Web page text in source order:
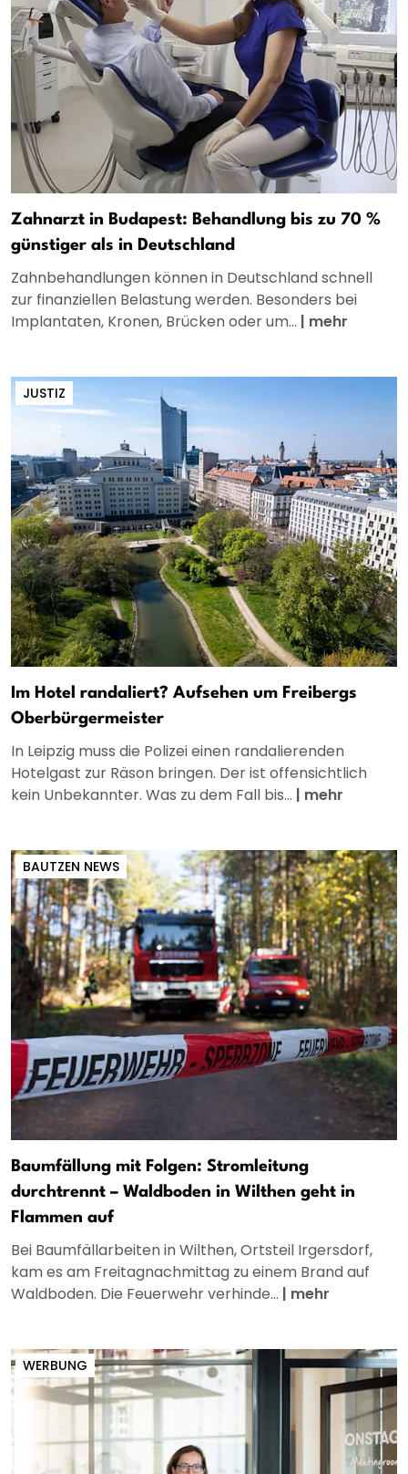
Zahnarzt in Budapest: Behandlung bis zu 70 %
günstiger als in Deutschland
Zahnbehandlungen können in Deutschland schnell
zur finanziellen Belastung werden. Besonders bei
Implantaten, Kronen, Brücken oder um... | mehr
JUSTIZ
Im Hotel randaliert? Aufsehen um Freibergs
Oberbürgermeister
In Leipzig muss die Polizei einen randalierenden
Hotelgast zur Räson bringen. Der ist offensichtlich
kein Unbekannter. Was zu dem Fall bis... | mehr
BAUTZEN NEWS
Baumfällung mit Folgen: Stromleitung
durchtrennt – Waldboden in Wilthen geht in
Flammen auf
Bei Baumfällarbeiten in Wilthen, Ortsteil Irgersdorf,
kam es am Freitagnachmittag zu einem Brand auf
Waldboden. Die Feuerwehr verhinde... | mehr
WERBUNG